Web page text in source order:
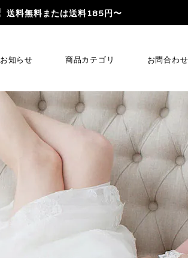
送料無料または送料185円〜
お知らせ 商品カテゴリ お問合わせ